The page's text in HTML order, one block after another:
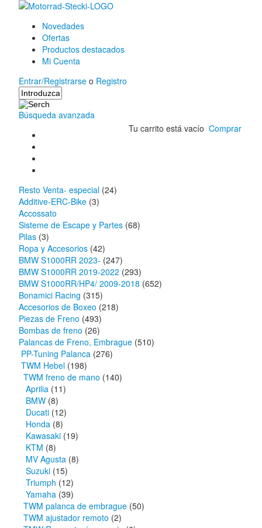
Novedades
Ofertas
Productos destacados
Mi Cuenta
Entrar/Registrarse o Registro
Búsqueda avanzada
Tu carrito está vacío Comprar
Resto Venta- especial (24)
Additive-ERC-Bike (3)
Accossato
Sisteme de Escape y Partes (68)
Pilas (3)
Ropa y Accesorios (42)
BMW S1000RR 2023- (247)
BMW S1000RR 2019-2022 (293)
BMW S1000RR/HP4/ 2009-2018 (652)
Bonamici Racing (315)
Accesorios de Boxeo (218)
Piezas de Freno (493)
Bombas de freno (26)
Palancas de Freno, Embrague (510)
PP-Tuning Palanca (276)
TWM Hebel (198)
TWM freno de mano (140)
Aprilia (11)
BMW (8)
Ducati (12)
Honda (8)
Kawasaki (19)
KTM (8)
MV Agusta (8)
Suzuki (15)
Triumph (12)
Yamaha (39)
TWM palanca de embrague (50)
TWM ajustador remoto (2)